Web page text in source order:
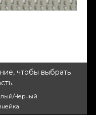
чтобы выбрать
Черный